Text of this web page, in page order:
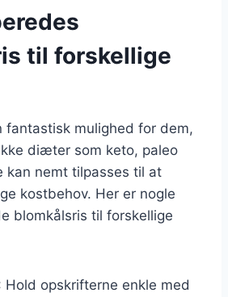
til forskellige
fantastisk mulighed for dem,
diæter som keto, paleo
kan nemt tilpasses til at
kostbehov. Her er nogle
blomkålsris til forskellige
opskrifterne enkle med